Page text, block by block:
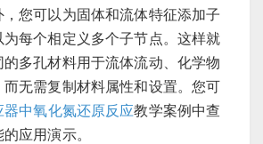
您可以为固体和流体特征添加子
每个相定义多个子节点。这样就
多孔材料用于流体流动、化学物
而无需复制材料属性和设置。您可
器中氧化氮还原反应教学案例中查
应用演示。